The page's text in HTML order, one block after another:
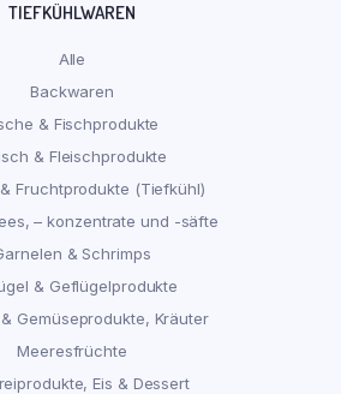
TIEFKÜHLWAREN
Alle
Backwaren
& Fischprodukte
& Fleischprodukte
Fruchtprodukte (Tiefkühl)
– konzentrate und -säfte
& Schrimps
& Geflügelprodukte
Gemüseprodukte, Kräuter
Meeresfrüchte
Eis & Dessert